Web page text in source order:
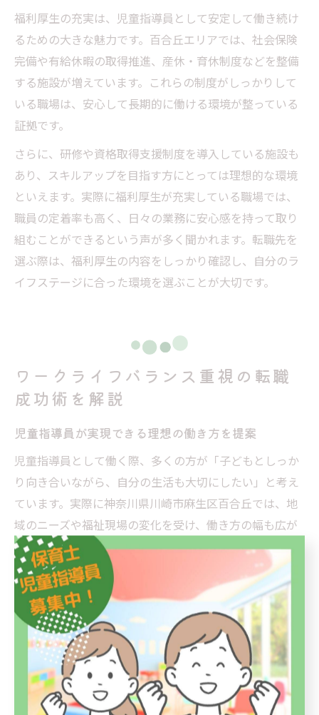
福利厚生の充実は、児童指導員として安定して働き続け
るための大きな魅力です。百合丘エリアでは、社会保険
完備や有給休暇の取得推進、産休・育休制度などを整備
する施設が増えています。これらの制度がしっかりして
いる職場は、安心して長期的に働ける環境が整っている
証拠です。
さらに、研修や資格取得支援制度を導入している施設も
あり、スキルアップを目指す方にとっては理想的な環境
といえます。実際に福利厚生が充実している職場では、
職員の定着率も高く、日々の業務に安心感を持って取り
組むことができるという声が多く聞かれます。転職先を
選ぶ際は、福利厚生の内容をしっかり確認し、自分のラ
イフステージに合った環境を選ぶことが大切です。
ワークライフバランス重視の転職
成功術を解説
児童指導員が実現できる理想の働き方を提案
児童指導員として働く際、多くの方が「子どもとしっか
り向き合いながら、自分の生活も大切にしたい」と考え
ています。実際に神奈川県川崎市麻生区百合丘では、地
域のニーズや福祉現場の変化を受け、働き方の幅も広が
っています。たとえば、正社員やパートタイム、契約社
員など多様な雇用形態が選べるため、ライフステージや
希望に合わせてキャリアを形成しやすい環境です。
また、子育てや介護と両立しながら働く職員も増えてお
り、シフトの相談や急な休みにも柔軟に対応できる職場
が増加傾向にあります。実際に百合丘エリアの施設では
「自分のペースで働ける」「ブランクがあっても再チャ
レンジしやすい」という声も多く聞かれます。自身の経